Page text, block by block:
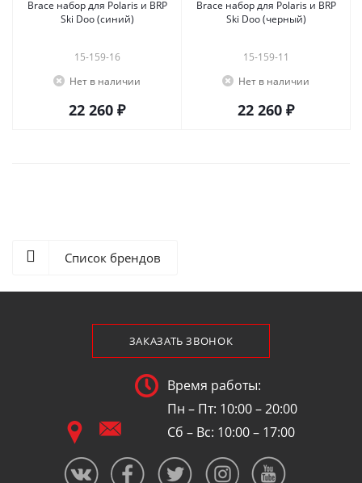
Brace набор для Polaris и BRP
Ski Doo (синий)
15-159-16
Нет в наличии
22 260 ₽
Brace набор для Polaris и BRP
Ski Doo (черный)
15-159-11
Нет в наличии
22 260 ₽
Список брендов
ЗАКАЗАТЬ ЗВОНОК
Время работы:
Пн – Пт: 10:00 – 20:00
Сб – Вс: 10:00 – 17:00